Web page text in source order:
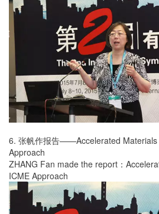
6. 张帆作报告——Accelerated Materials
Approach
ZHANG Fan made the report：
ICME Approach